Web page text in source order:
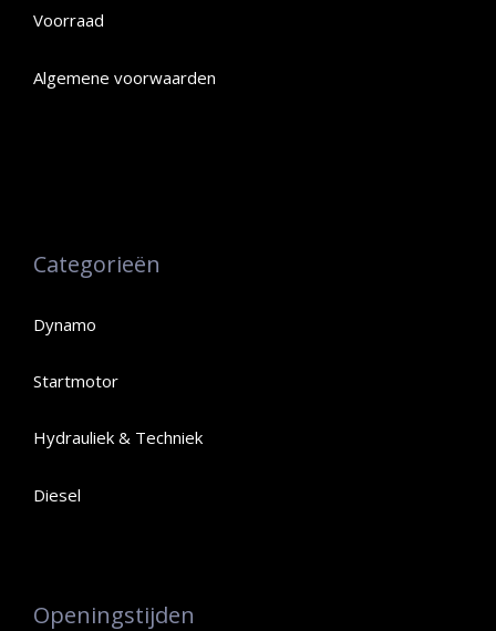
Voorraad
Algemene voorwaarden
Categorieën
Dynamo
Startmotor
Hydrauliek & Techniek
Diesel
Openingstijden